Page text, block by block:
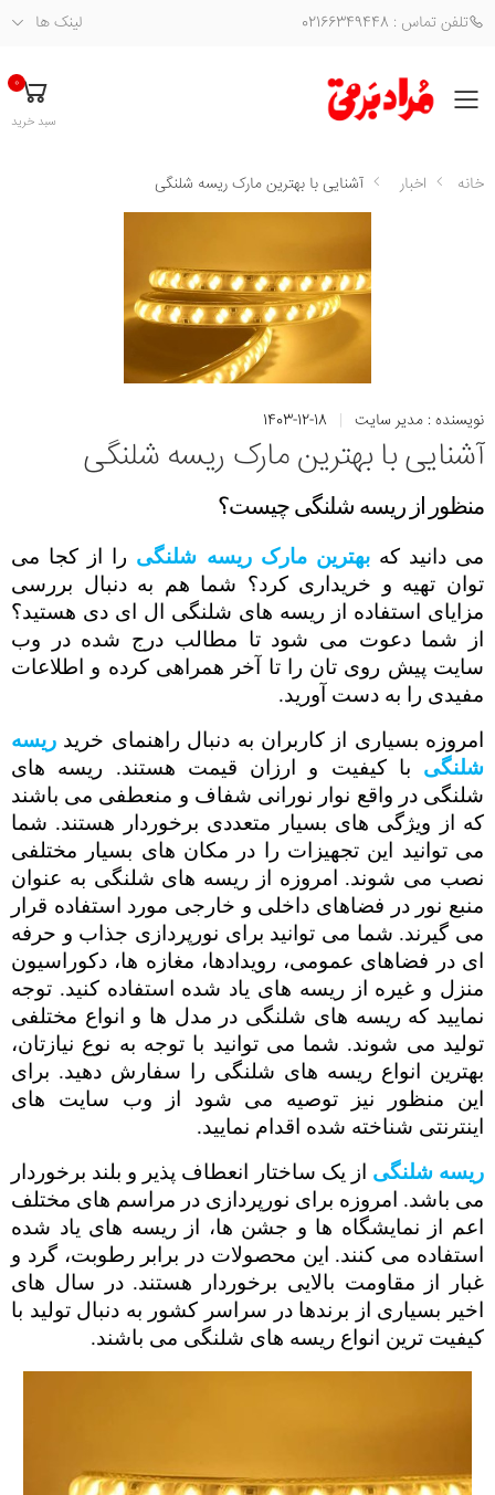
تلفن تماس : 02166349448 لینک ها
فهرست
0
سبد خرید
خانه اخبار آشنایی با بهترین مارک ریسه شلنگی
نویسنده : مدیر سایت |
1403-12-18
آشنایی با بهترین مارک ریسه شلنگی
منظور از ریسه شلنگی چیست؟
می دانید کهبهترین مارک ریسه شلنگی را از کجا می
توان تهیه و خریداری کرد؟ شما هم به دنبال بررسی
مزایای استفاده از ریسه های شلنگی ال ای دی هستید؟
از شما دعوت می شود تا مطالب درج شده در وب
سایت پیش روی تان را تا آخر همراهی کرده و اطلاعات
مفیدی را به دست آورید.
امروزه بسیاری از کاربران به دنبال راهنمای خرید ریسه
شلنگی
با کیفیت و ارزان قیمت هستند. ریسه های
شلنگی در واقع نوار نورانی شفاف و منعطفی می باشند
که از ویژگی های بسیار متعددی برخوردار هستند. شما
می توانید این تجهیزات را در مکان های بسیار مختلفی
نصب می شوند. امروزه از ریسه های شلنگی به عنوان
منبع نور در فضاهای داخلی و خارجی مورد استفاده قرار
می گیرند. شما می توانید برای نورپردازی جذاب و حرفه
ای در فضاهای عمومی، رویدادها، مغازه ها، دکوراسیون
منزل و غیره از ریسه های یاد شده استفاده کنید. توجه
نمایید که ریسه های شلنگی در مدل ها و انواع مختلفی
تولید می شوند. شما می توانید با توجه به نوع نیازتان،
بهترین انواع ریسه های شلنگی را سفارش دهید. برای
این منظور نیز توصیه می شود از وب سایت های
اینترنتی شناخته شده اقدام نمایید.
ریسه شلنگی از یک ساختار انعطاف پذیر و بلند برخوردار
می باشد. امروزه برای نورپردازی در مراسم های مختلف
اعم از نمایشگاه ها و جشن ها، از ریسه های یاد شده
استفاده می کنند. این محصولات در برابر رطوبت، گرد و
غبار از مقاومت بالایی برخوردار هستند. در سال های
اخیر بسیاری از برندها در سراسر کشور به دنبال تولید با
کیفیت ترین انواع ریسه های شلنگی می باشند.